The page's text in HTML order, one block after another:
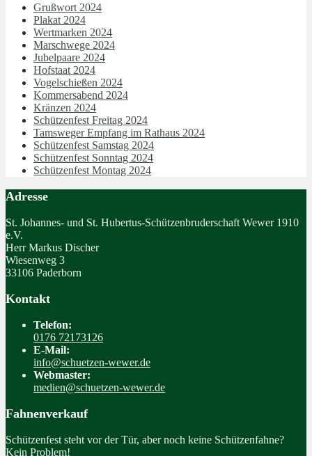
Grußwort 2024
Plakat 2024
Wertmarken 2024
Marschwege 2024
Jubelpaare 2024
Hofstaat 2024
Vogelschießen 2024
Kommersabend 2024
Kränzen 2024
Schützenfest Freitag 2024
Tamsweger Empfang im Rathaus 2024
Schützenfest Samstag 2024
Schützenfest Sonntag 2024
Schützenfest Montag 2024
Adresse
St. Johannes- und St. Hubertus-Schützenbruderschaft Wewer 1910
e.V.
Herr Markus Discher
Wiesenweg 3
33106 Paderborn
Kontakt
Telefon:
0176 72173126
E-Mail:
info@schuetzen-wewer.de
Webmaster:
medien@schuetzen-wewer.de
Fahnenverkauf
Schützenfest steht vor der Tür, aber noch keine Schützenfahne?
Kein Problem!